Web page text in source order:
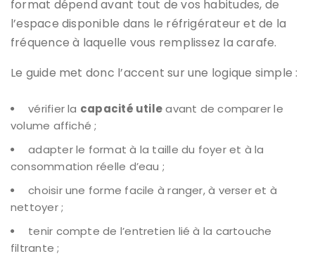
format dépend avant tout de vos habitudes, de
l’espace disponible dans le réfrigérateur et de la
fréquence à laquelle vous remplissez la carafe.
Le guide met donc l’accent sur une logique simple :
vérifier la capacité utileavant de comparer le
volume affiché ;
adapter le format à la taille du foyer et à la
consommation réelle d’eau ;
choisir une forme facile à ranger, à verser et à
nettoyer ;
tenir compte de l’entretien lié à la cartouche
filtrante ;